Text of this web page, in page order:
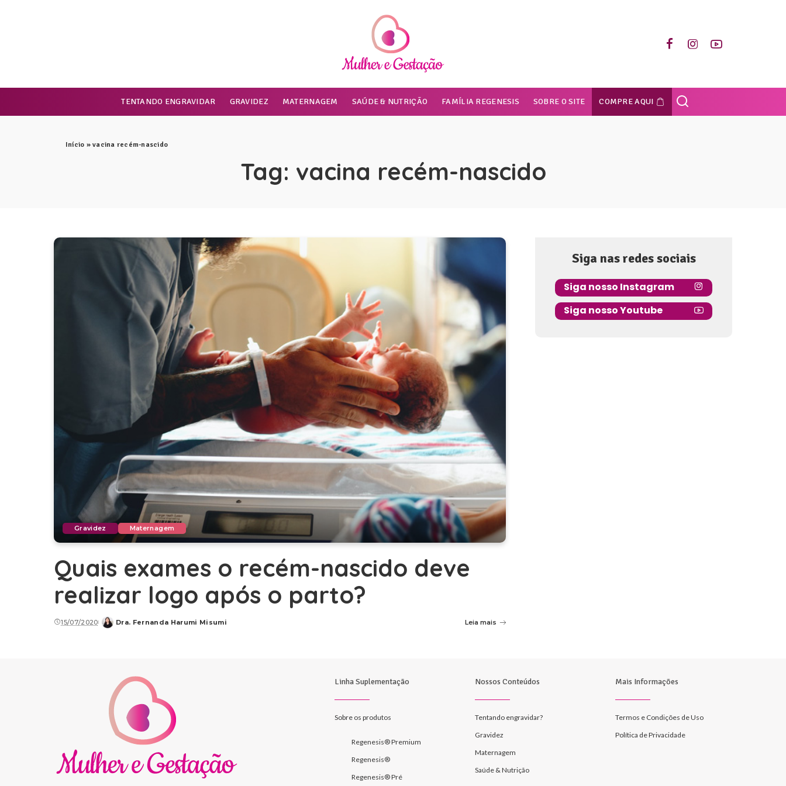
TENTANDO ENGRAVIDAR GRAVIDEZ MATERNAGEM SAÚDE & NUTRIÇÃO FAMÍLIA REGENESIS SOBRE O SITE COMPRE AQUI
Início »vacina recém-nascido
Tag: vacina recém-nascido
Gravidez Maternagem
Quais exames o recém-nascido deve
realizar logo após o parto?
15/07/2020
Posted
Dra. Fernanda Harumi Misumi Leia mais
Siga nas redes sociais
Siga nosso Instagram
Siga nosso Youtube
Linha Suplementação
Sobre os produtos
Regenesis® Premium
Regenesis®
Regenesis® Pré
Nossos Conteúdos
Tentando engravidar?
Gravidez
Maternagem
Saúde & Nutrição
Mais Informações
Termos e Condições de Uso
Política de Privacidade